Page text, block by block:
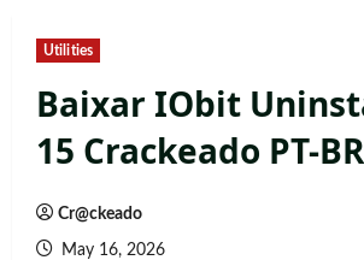
Utilities
Baixar IObit
15 Crackeado PT-BR
Cr@ckeado
May 16, 2026